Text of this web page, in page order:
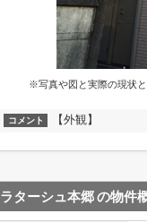
※写真や図と実際の現状
コメント 【外観】
ラターシュ本郷の物件